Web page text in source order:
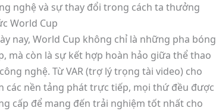
nghệ và sự thay đổi trong cách ta thưởng
World Cup
nay, World Cup không chỉ là những pha bóng
mà còn là sự kết hợp hoàn hảo giữa thể thao
nghệ. Từ VAR (trợ lý trọng tài video) cho
các nền tảng phát trực tiếp, mọi thứ đều được
cấp để mang đến trải nghiệm tốt nhất cho